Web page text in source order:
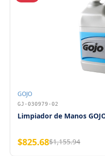
GOJO
GJ-030979-02
Limpiador de Manos
$825.68$1,155.94